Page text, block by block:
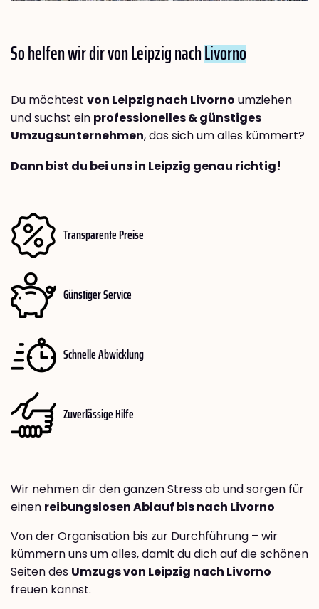
So helfen wir dir von Leipzig nachLivorno
Du möchtest von Leipzig nach Livorno umziehen
und suchst ein professionelles & günstiges
Umzugsunternehmen, das sich um alles kümmert?
Dann bist du bei uns in Leipzig genau richtig!
Transparente Preise
Günstiger Service
Schnelle Abwicklung
Zuverlässige Hilfe
Wir nehmen dir den ganzen Stress ab und sorgen für
einen reibungslosen Ablauf bis nach Livorno
Von der Organisation bis zur Durchführung – wir
kümmern uns um alles, damit du dich auf die schönen
Seiten des Umzugs von Leipzig nach Livorno
freuen kannst.